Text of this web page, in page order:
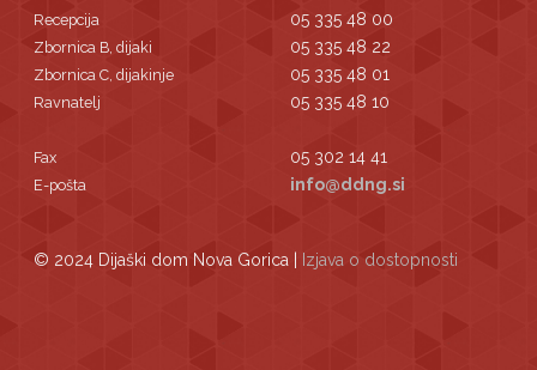
Recepcija 05 335 48 00
Zbornica B, dijaki 05 335 48 22
Zbornica C, dijakinje 05 335 48 01
Ravnatelj 05 335 48 10
Fax 05 302 14 41
E-pošta info@ddng.si
© 2024 Dijaški dom Nova Gorica | Izjava o dostopnosti